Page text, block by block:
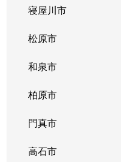
寝屋川市
松原市
和泉市
柏原市
門真市
高石市